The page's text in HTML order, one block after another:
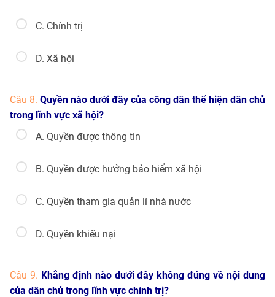
C. Chính trị
D. Xã hội
Câu 8. Quyền nào dưới đây của công dân thể hiện dân chủ
trong lĩnh vực xã hội?
A. Quyền được thông tin
B. Quyền được hưởng bảo hiểm xã hội
C. Quyền tham gia quản lí nhà nước
D. Quyền khiếu nại
Câu 9. Khẳng định nào dưới đây không đúng về nội dung
của dân chủ trong lĩnh vực chính trị?